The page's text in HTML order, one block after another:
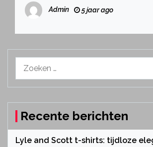
Admin 5 jaar ago
naar:
Recente berichten
Lyle and Scott t-shirts: tijdloze